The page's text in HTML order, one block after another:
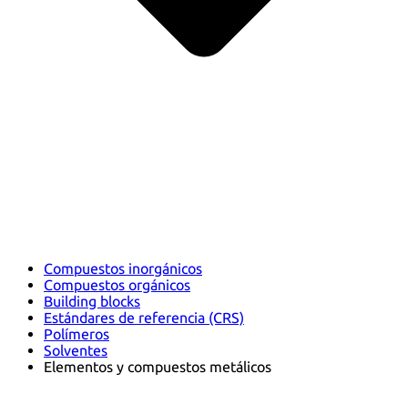
Compuestos inorgánicos
Compuestos orgánicos
Building blocks
Estándares de referencia (CRS)
Polímeros
Solventes
Elementos y compuestos metálicos